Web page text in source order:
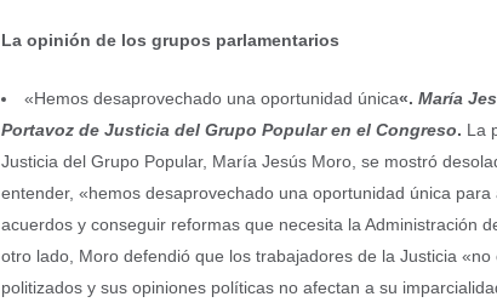
La opinión de los grupos parlamentarios
«Hemos desaprovechado una oportunidad única«. María
Portavoz de Justicia del Grupo Popular en el Congreso. La
Justicia del Grupo Popular, María Jesús Moro, se mostró
entender, «hemos desaprovechado una oportunidad única para
acuerdos y conseguir reformas que necesita la Administración
otro lado, Moro defendió que los trabajadores de la Justicia «no
politizados y sus opiniones políticas no afectan a su